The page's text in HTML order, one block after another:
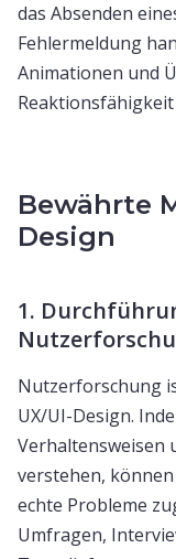
das Absenden
Fehlermeldung
Animationen und
Bewährte
Design
1.
Nutzerforschung
UX/UI-Design.
Verhaltensweisen
verstehen,
echte Probleme
Umfragen,